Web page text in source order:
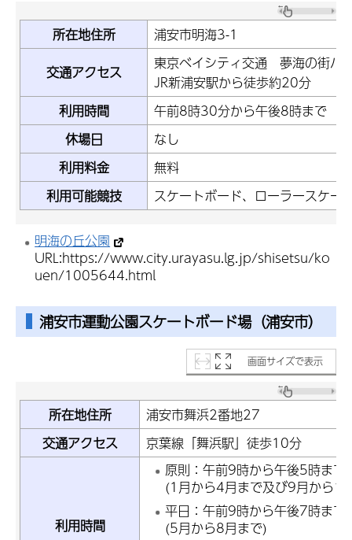
所在地住所
浦安市明海3-1
交通アクセス
東京ベイシティ交通 夢海の街バ
JR新浦安駅から徒歩約20分
利用時間
午前8時30分から午後8時まで
休場日
なし
利用料金
無料
利用可能競技
スケートボード、ローラースケー
明海の丘公園
URL:https://www.city.urayasu.lg.jp/shisetsu/ko
uen/1005644.html
浦安市運動公園スケートボード場（浦安市）
画面サイズで表示
所在地住所
浦安市舞浜2番地27
交通アクセス
京葉線「舞浜駅」徒歩10分
利用時間
原則：午前9時から午後5時まで
(1月から4月まで及び9月から
平日：午前9時から午後7時まで
(5月から8月まで)